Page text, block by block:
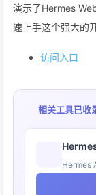
演示了Hermes
速上手这个强大的
访问入口
相关工具已收
Hermes